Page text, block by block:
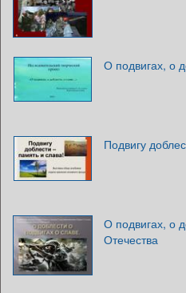
О подвигах, о
Подвигу
О подвигах, о
Отечества